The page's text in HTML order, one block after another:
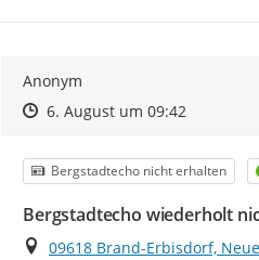
Anonym
Zeitpunkt des Erstellens
Zeitpunkt des Erstellens
6. August um 09:42Zur
Kategorie
Bergstadtecho nicht erhalten
Bergstadtecho wiederholt
Ort
09618 Brand-Erbisdorf,